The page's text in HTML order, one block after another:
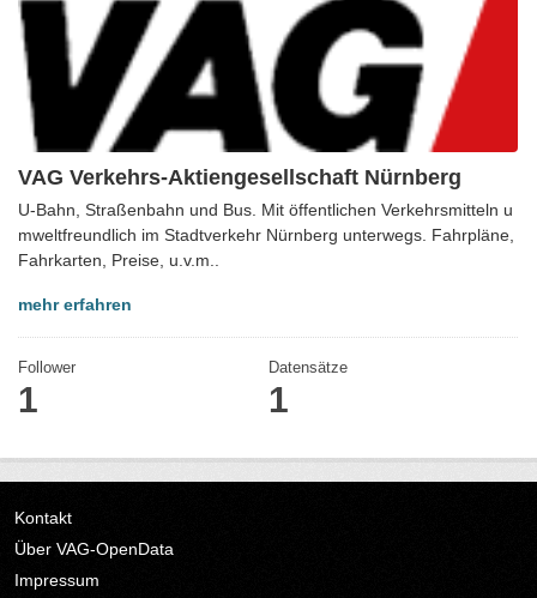
VAG Verkehrs-Aktiengesellschaft Nürnberg
U-Bahn, Straßenbahn und Bus. Mit öffentlichen Verkehrsmitteln u
mweltfreundlich im Stadtverkehr Nürnberg unterwegs. Fahrpläne,
Fahrkarten, Preise, u.v.m..
mehr erfahren
Follower
1
Datensätze
1
Kontakt
Über VAG-OpenData
Impressum